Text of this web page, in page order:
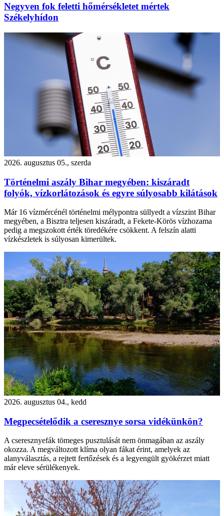
Negyven fok feletti hőmérsékletet mértek
Székelyhídon
2026. augusztus 05., szerda
Történelmi aszály Bihar megyében: kiszáradt
folyók, vízkorlátozások és egyre súlyosabb kilátások
Már 16 vízmércénél történelmi mélypontra süllyedt a vízszint Bihar
megyében, a Bisztra teljesen kiszáradt, a Fekete-Körös vízhozama
pedig a megszokott érték töredékére csökkent. A felszín alatti
vízkészletek is súlyosan kimerültek.
2026. augusztus 04., kedd
Megpecsételődik a cseresznye sorsa vidékünkön?
A cseresznyefák tömeges pusztulását nem önmagában az aszály
okozza. A megváltozott klíma olyan fákat érint, amelyek az
alanyválasztás, a rejtett fertőzések és a legyengült gyökérzet miatt
már eleve sérülékenyek.